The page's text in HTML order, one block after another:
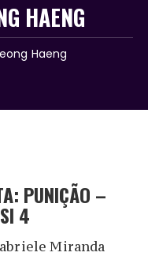
HAENG
Haeng
PUNIÇÃO –
4
Miranda